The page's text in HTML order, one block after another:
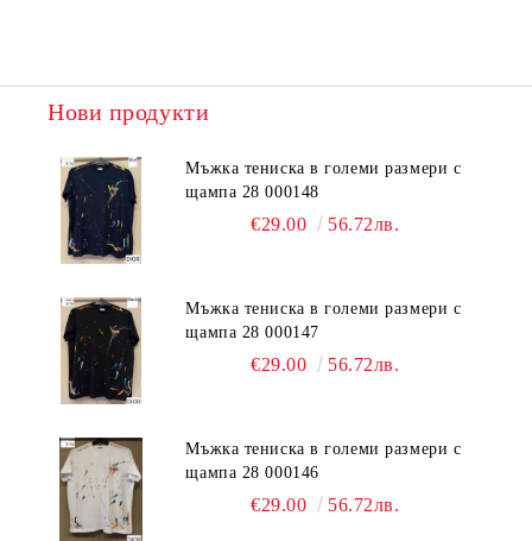
Нови продукти
Мъжка тениска в големи размери с
щампа 28 000148
€29.00 56.72лв.
Мъжка тениска в големи размери с
щампа 28 000147
€29.00 56.72лв.
Мъжка тениска в големи размери с
щампа 28 000146
€29.00 56.72лв.